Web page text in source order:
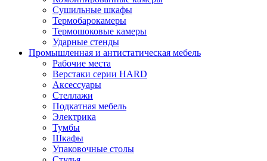
Сушильные шкафы
Термобарокамеры
Термошоковые камеры
Ударные стенды
Промышленная и антистатическая мебель
Рабочие места
Верстаки серии HARD
Аксессуары
Стеллажи
Подкатная мебель
Электрика
Тумбы
Шкафы
Упаковочные столы